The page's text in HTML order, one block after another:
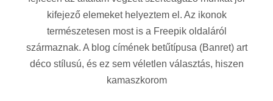
kifejező elemeket helyeztem el. Az ikonok
természetesen most is a Freepik oldaláról
származnak. A blog címének betűtípusa (Banret) art
déco stílusú, és ez sem véletlen választás, hiszen
kamaszkorom